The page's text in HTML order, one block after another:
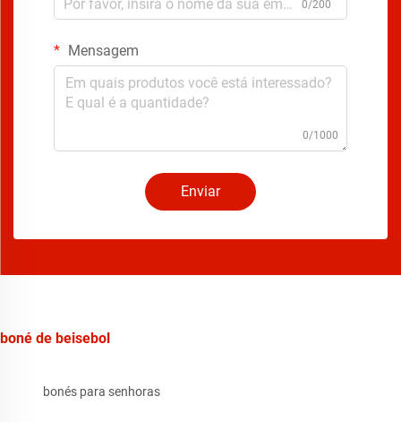
0/200
Mensagem
0/1000
Enviar
boné de beisebol
bonés para senhoras